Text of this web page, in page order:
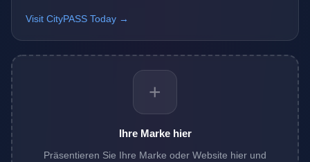
Visit CityPASS Today →
+
Ihre Marke hier
Präsentieren Sie Ihre Marke oder Website hier und